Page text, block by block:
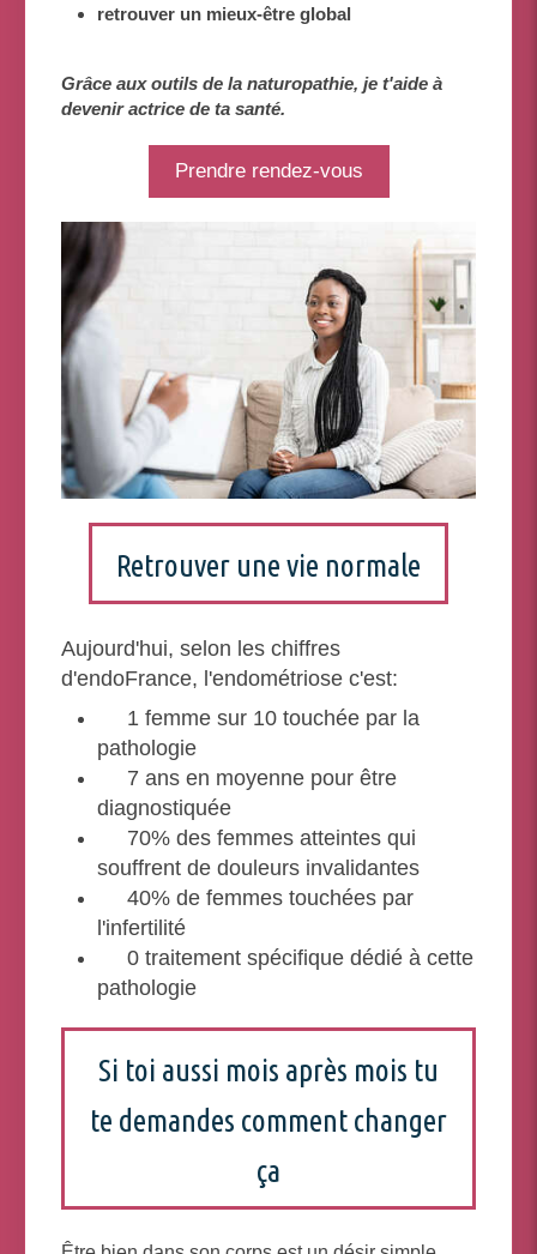
retrouver un mieux-être global
Grâce aux outils de la naturopathie, je t'aide à
devenir actrice de ta santé.
Prendre rendez-vous
Retrouver une vie normale
Aujourd'hui, selon les chiffres
d'endoFrance, l'endométriose c'est:
1 femme sur 10 touchée par la
pathologie
7 ans en moyenne pour être
diagnostiquée
70% des femmes atteintes qui
souffrent de douleurs invalidantes
40% de femmes touchées par
l'infertilité
0 traitement spécifique dédié à cette
pathologie
Si toi aussi mois après mois tu
te demandes comment changer
ça